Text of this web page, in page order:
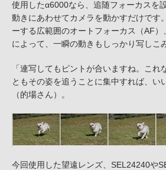
使用したα6000なら、追随フォーカスを
動きにあわせてカメラを動かすだけです
ーする広範囲のオートフォーカス（AF
によって、一瞬の動きもしっかり写しこ
「連写してもピントが合いますね。こ
ともその姿を追うことに集中すれば、い
（的場さん）。
今回使用した望遠レンズ、SEL24240や